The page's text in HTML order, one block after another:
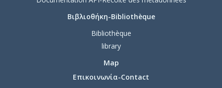
Βιβλιοθήκη-Bibliothèque
Bibliothèque
library
Map
Επικοινωνία-Contact